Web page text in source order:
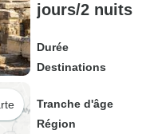
jours/2 nuits
Durée
Destinations
Tranche d'âge
Région